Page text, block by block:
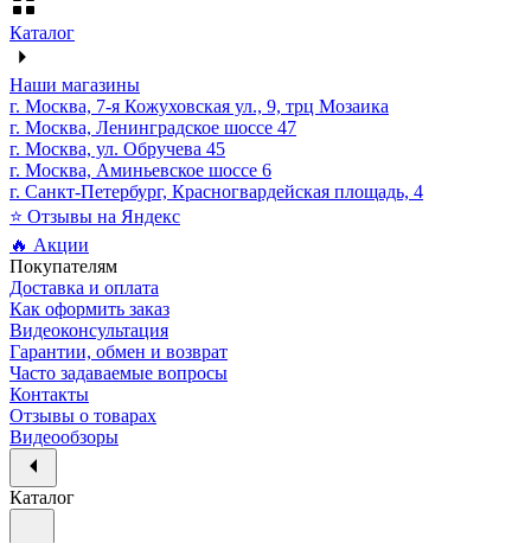
Каталог
Наши магазины
г. Москва, 7-я Кожуховская ул., 9, трц Мозаика
г. Москва, Ленинградское шоссе 47
г. Москва, ул. Обручева 45
г. Москва, Аминьевское шоссе 6
г. Санкт-Петербург, Красногвардейская площадь, 4
⭐ Отзывы на Яндекс
🔥 Акции
Покупателям
Доставка и оплата
Как оформить заказ
Видеоконсультация
Гарантии, обмен и возврат
Часто задаваемые вопросы
Контакты
Отзывы о товарах
Видеообзоры
Каталог